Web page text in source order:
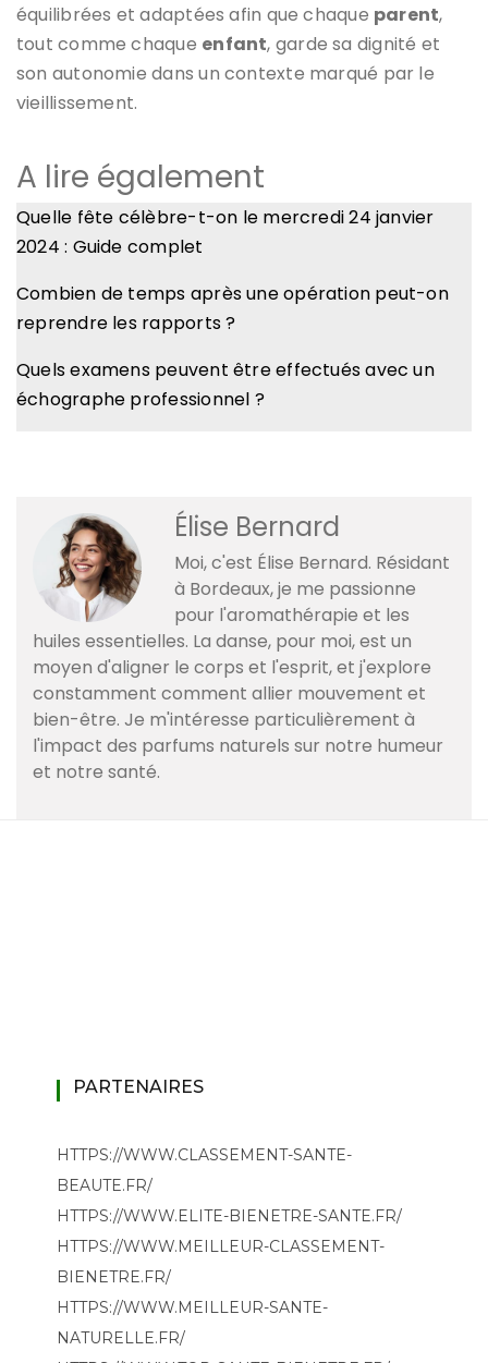
équilibrées et adaptées afin que chaque parent,
tout comme chaque enfant, garde sa dignité et
son autonomie dans un contexte marqué par le
vieillissement.
A lire également
Quelle fête célèbre-t-on le mercredi 24 janvier
2024 : Guide complet
Combien de temps après une opération peut-on
reprendre les rapports ?
Quels examens peuvent être effectués avec un
échographe professionnel ?
Élise Bernard
Moi, c'est Élise Bernard. Résidant
à Bordeaux, je me passionne
pour l'aromathérapie et les
huiles essentielles. La danse, pour moi, est un
moyen d'aligner le corps et l'esprit, et j'explore
constamment comment allier mouvement et
bien-être. Je m'intéresse particulièrement à
l'impact des parfums naturels sur notre humeur
et notre santé.
PARTENAIRES
HTTPS://WWW.CLASSEMENT-SANTE-
BEAUTE.FR/
HTTPS://WWW.ELITE-BIENETRE-SANTE.FR/
HTTPS://WWW.MEILLEUR-CLASSEMENT-
BIENETRE.FR/
HTTPS://WWW.MEILLEUR-SANTE-
NATURELLE.FR/